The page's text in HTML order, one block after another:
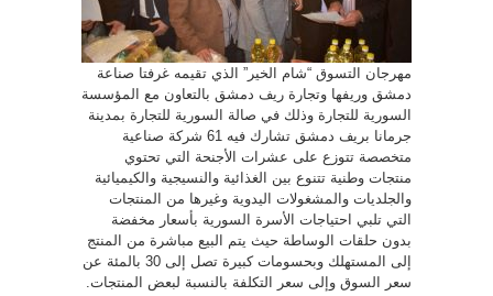
مهرجان التسوق “شام الخير” الذي تقيمه غرفتا صناعة
دمشق وريفها وتجارة ريف دمشق بالتعاون مع المؤسسة
السورية للتجارة وذلك في صالة السورية للتجارة بمدينة
جرمانا بريف دمشق تشارك فيه 61 شركة صناعية
متخصصة تتوزع على عشرات الأجنحة التي تحتوي
منتجات وطنية تتنوع بين الغذائية والنسيجية والكيميائية
والجلديات والمشغولات اليدوية وغيرها من المنتجات
التي تلبي احتياجات الأسرة السورية بأسعار مخفضة
بدون حلقات الوساطة حيث يتم البيع مباشرة من المنتج
إلى المستهلك وبحسومات كبيرة تصل إلى 30 بالمئة عن
سعر السوق وإلى سعر التكلفة بالنسبة لبعض المنتجات.